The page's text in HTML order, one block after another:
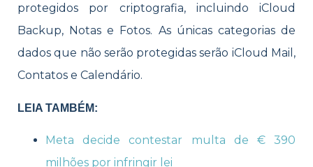
protegidos por criptografia, incluindo iCloud
Backup, Notas e Fotos. As únicas categorias de
dados que não serão protegidas serão iCloud Mail,
Contatos e Calendário.
LEIA TAMBÉM:
Meta decide contestar multa de € 390
milhões por infringir lei